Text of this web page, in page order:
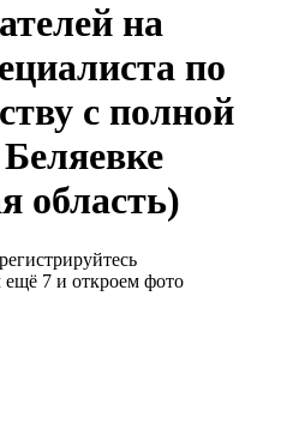
на
по
с полной
область)
7 и откроем фото